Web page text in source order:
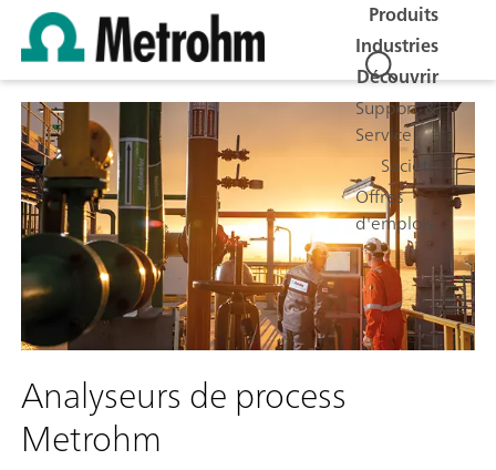
Produits
Industries
Découvrir
Support &
Service
Société
Offres
d'emplois
Analyseurs de process
Metrohm